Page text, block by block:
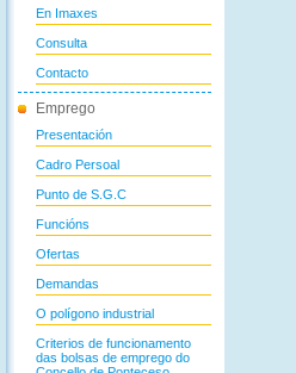
En Imaxes
Consulta
Contacto
Emprego
Presentación
Cadro Persoal
Punto de S.G.C
Funcións
Ofertas
Demandas
O polígono industrial
Criterios de funcionamento
das bolsas de emprego do